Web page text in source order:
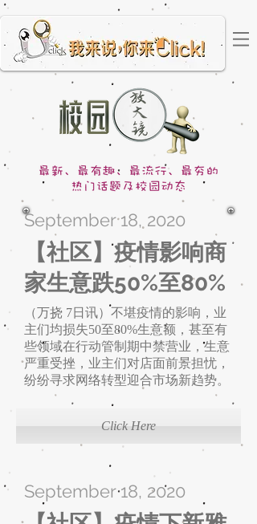
September 18, 2020
【社区】疫情影响商
家生意跌50%至80%
（万挠 7日讯）不堪疫情的影响，业
主们均损失50至80%生意额，甚至有
些领域在行动管制期中禁营业，生意
严重受挫，业主们对店面前景担忧，
纷纷寻求网络转型迎合市场新趋势。
Click Here
September 18, 2020